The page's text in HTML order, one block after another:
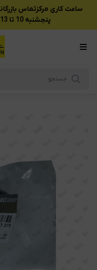
پنجشنبه 10 تا 13 (به غیر از تعطیلات رسمی)